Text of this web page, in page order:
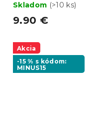
Skladom (>10 ks)
9.90 €
Akcia
-15 % s kódom:
MINUS15